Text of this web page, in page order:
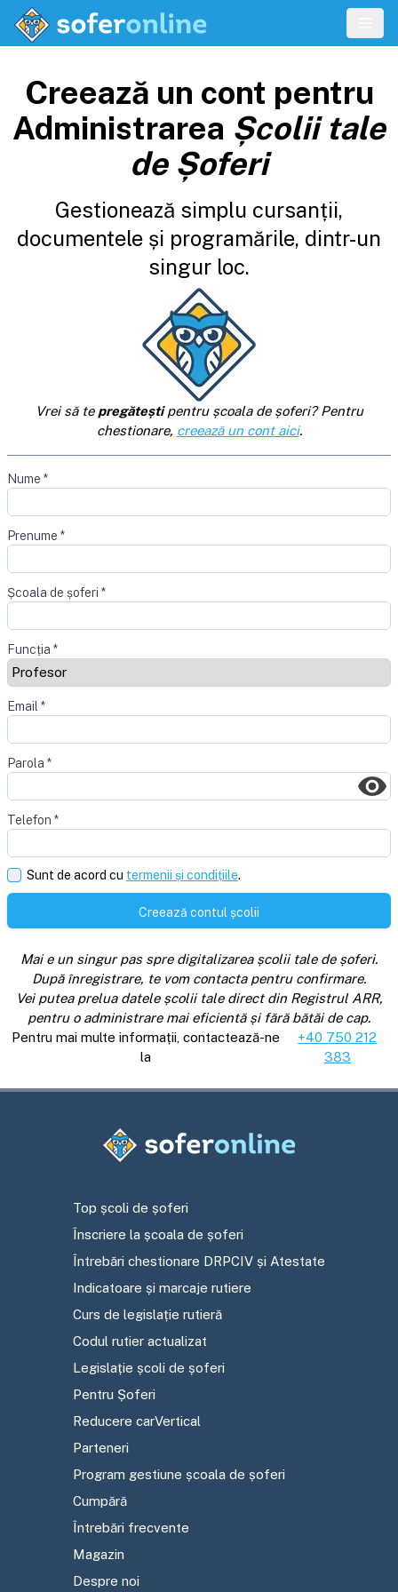
Creează un cont pentru
Administrarea Școlii tale
de Șoferi
Gestionează simplu cursanții,
documentele și programările, dintr-un
singur loc.
Vrei să te pregăteștipentru școala de șoferi? Pentru
chestionare, creează un cont aici.
Nume *
Prenume *
Școala de șoferi *
Funcția *
Email *
Parola *
Telefon *
Sunt de acord cu termenii și condițiile.
Creează contul școlii
Mai e un singur pas spre digitalizarea școlii tale de șoferi.
După înregistrare, te vom contacta pentru confirmare.
Vei putea prelua datele școlii tale direct din Registrul ARR,
pentru o administrare mai eficientă și fără bătăi de cap.
Pentru mai multe informații, contactează-ne
la
+40 750 212
383
Top școli de șoferi
Înscriere la școala de șoferi
Întrebări chestionare DRPCIV și Atestate
Indicatoare și marcaje rutiere
Curs de legislație rutieră
Codul rutier actualizat
Legislație școli de șoferi
Pentru Șoferi
Reducere carVertical
Parteneri
Program gestiune școala de șoferi
Cumpără
Întrebări frecvente
Magazin
Despre noi